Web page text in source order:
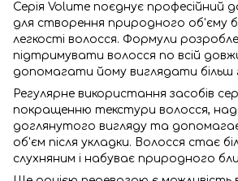
Серія Volume поєднує професійний
для створення природного об'єму
легкості волосся. Формули
підтримувати волосся по всій
допомагати йому виглядати більш
Регулярне використання засобів
покращенню текстури волосся,
доглянутого вигляду та
об'єм після укладки. Волосся стає
слухняним і набуває природного